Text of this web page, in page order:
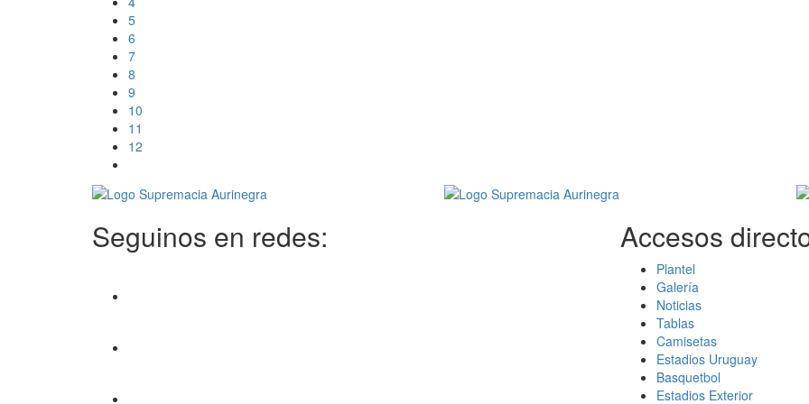
5
6
7
8
9
10
11
12
Seguinos en redes: Accesos
Plantel
Galería
Noticias
Tablas
Camisetas
Estadios Uruguay
Basquetbol
Estadios Exterior